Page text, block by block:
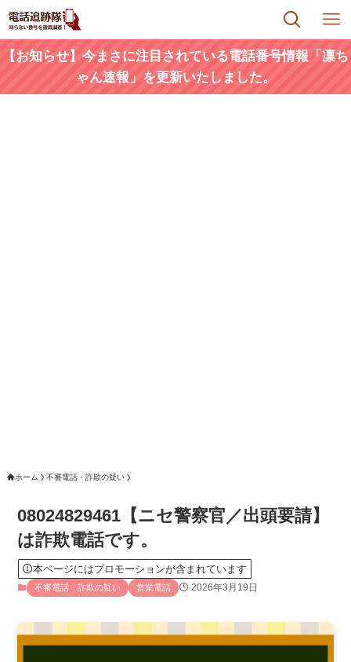
【お知らせ】今まさに注目されている電話番号情報「凛ち
ゃん速報」を更新いたしました。
ホーム 不審電話・詐欺の疑い
08024829461【ニセ警察官／出頭要請】
は詐欺電話です。
本ページにはプロモーションが含まれています
不審電話・詐欺の疑い 営業電話 2026年3月19日